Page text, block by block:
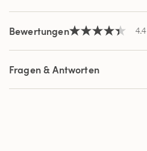
Bewertungen4.4
5
Sternen,
Durchschnittswert
Bewertung.
4.4
Fragen & Antworten